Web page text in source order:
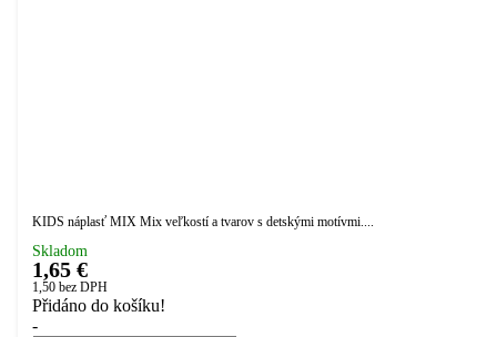
KIDS náplasť MIX Mix veľkostí a tvarov s detskými motívmi....
Skladom
1,65 €
1,50 bez DPH
Přidáno do košíku!
-